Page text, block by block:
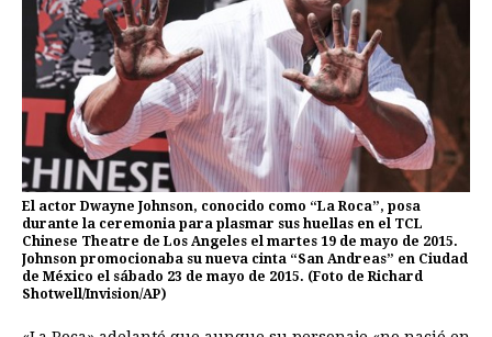
El actor Dwayne Johnson, conocido como “La Roca”, posa
durante la ceremonia para plasmar sus huellas en el TCL
Chinese Theatre de Los Angeles el martes 19 de mayo de 2015.
Johnson promocionaba su nueva cinta “San Andreas” en Ciudad
de México el sábado 23 de mayo de 2015. (Foto de Richard
Shotwell/Invision/AP)